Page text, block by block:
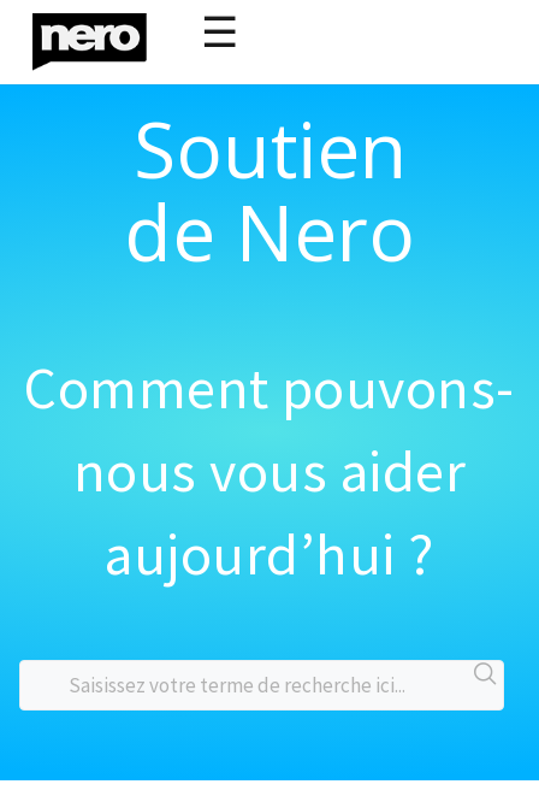
☰
Soutien
de Nero
Comment pouvons-
nous vous aider
aujourd’hui ?